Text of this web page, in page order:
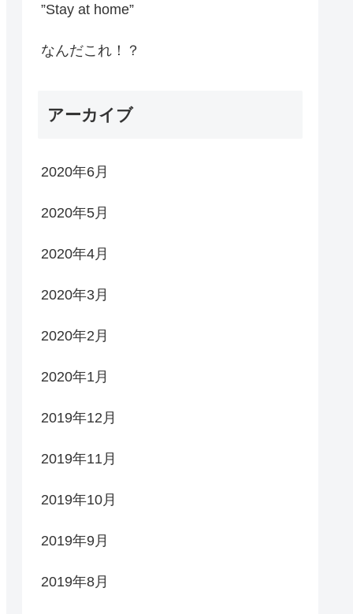
”Stay at home”
なんだこれ！？
アーカイブ
2020年6月
2020年5月
2020年4月
2020年3月
2020年2月
2020年1月
2019年12月
2019年11月
2019年10月
2019年9月
2019年8月